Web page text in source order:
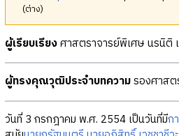
(ต่าง)
ผู้เรียบเรียงศาสตราจารย์พิเศษ นรนิติ
ผู้ทรงคุณวุฒิประจำบทความรองศาสต
วันที่ 3 กรกฎาคม พ.ศ. 2554 เป็นวันที่มีก